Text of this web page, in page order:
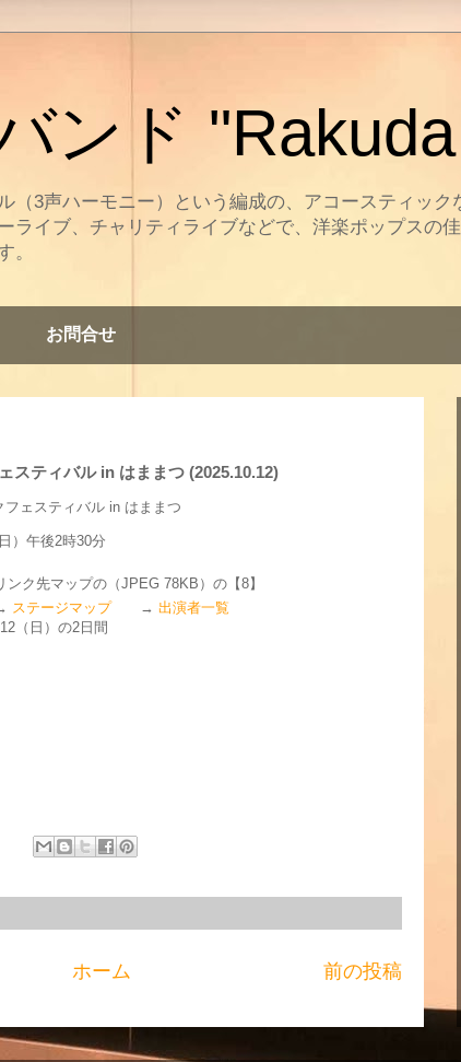
ンド
（3声ハーモニー）という編成の、アコースティッ
ライブ、チャリティライブなどで、洋楽ポップスの
。
お問合せ
スティバル in はままつ (2025.10.12)
ェスティバル in はままつ
）午後2時30分
ク先マップの（JPEG 78KB）の【8】
ステージマップ→ 出演者一覧
（日）の2日間
前の投稿
ホーム